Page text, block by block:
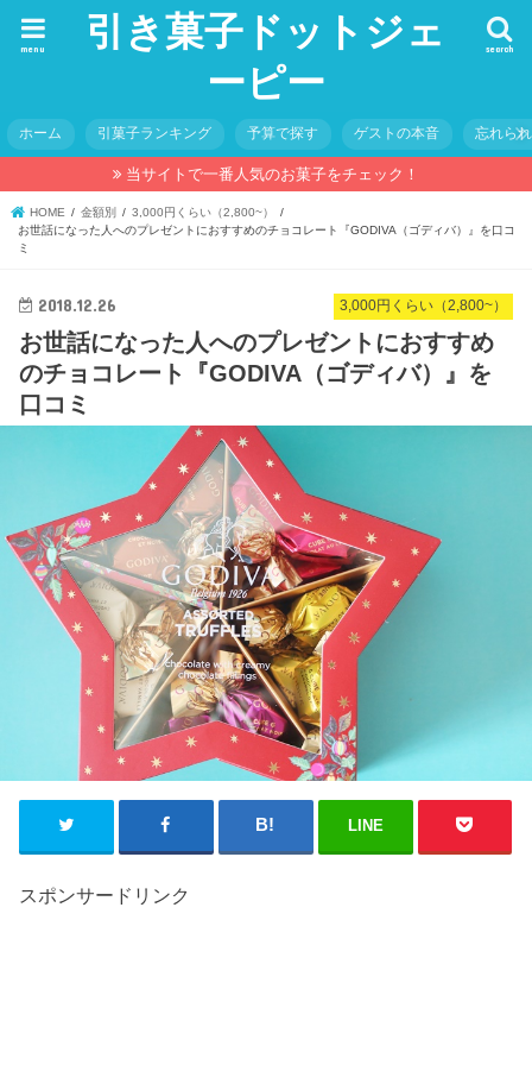
引き菓子ドットジェ
ーピー
search
menu
ホーム 引菓子ランキング 予算で探す ゲストの本音 忘れら
当サイトで一番人気のお菓子をチェック！
HOME 金額別
3,000円くらい（2,800~）
お世話になった人へのプレゼントにおすすめのチョコレート『GODIVA（ゴディバ）』を口コ
ミ
3,000円くらい（2,800~）
2018.12.26
お世話になった人へのプレゼントにおすすめ
のチョコレート『GODIVA（ゴディバ）』を
口コミ
LINE
スポンサードリンク